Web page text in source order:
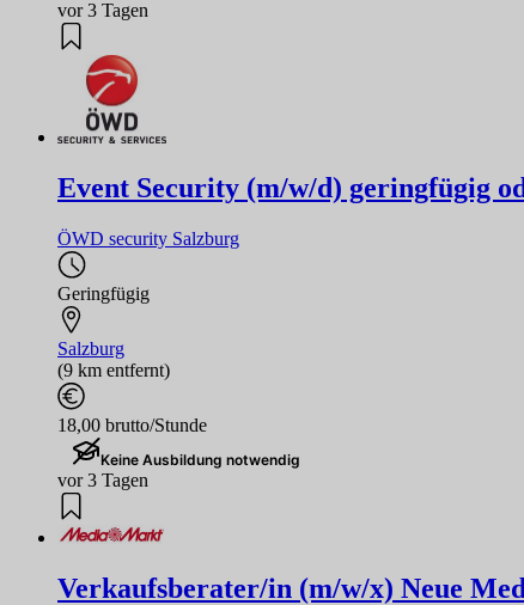
vor 3 Tagen
Event Security (m/w/d) geringfügig
ÖWD security Salzburg
Geringfügig
Salzburg
(9 km entfernt)
18,00 brutto/Stunde
Keine Ausbildung notwendig
vor 3 Tagen
Verkaufsberater/in (m/w/x) Neue